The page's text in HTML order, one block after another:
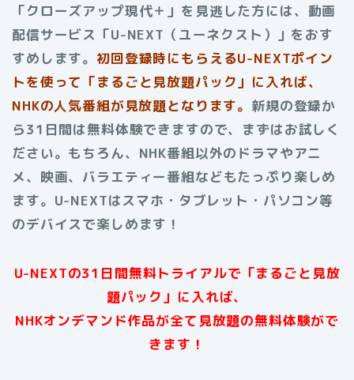
「クローズアップ現代＋」を見逃した方には、動画
配信サービス「U-NEXT（ユーネクスト）」をおす
すめします。 初回登録時にもらえるU-NEXTポイン
トを使って「まるごと見放題パック」に入れば、
NHKの人気番組が見放題となります。 新規の登録か
ら31日間は無料体験できますので、まずはお試しく
ださい。もちろん、NHK番組以外のドラマやアニ
メ、映画、バラエティー番組などもたっぷり楽しめ
ます。U-NEXTはスマホ・タブレット・パソコン等
のデバイスで楽しめます！
U-NEXTの31日間無料トライアルで「まるごと見放
題パック」に入れば、
NHKオンデマンド作品が全て見放題の無料体験がで
きます！